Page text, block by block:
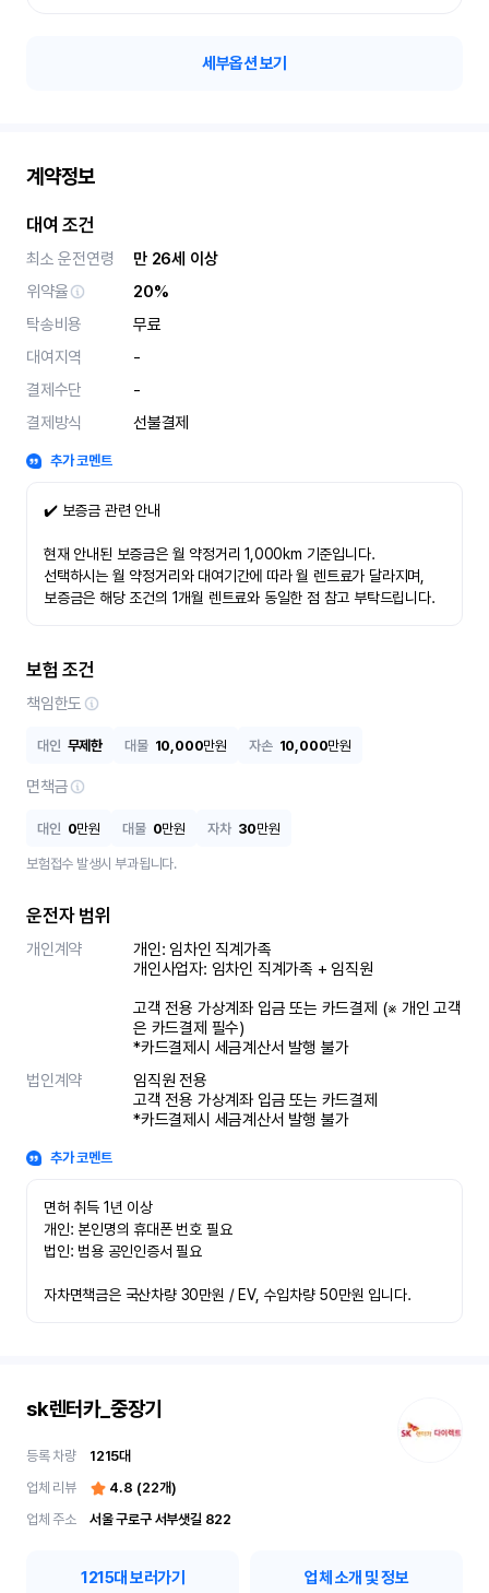
세부옵션 보기
계약정보
대여 조건
최소 운전연령
만 26세 이상
위약율
20%
탁송비용
무료
대여지역
-
결제수단
-
결제방식
선불결제
추가 코멘트
✔️ 보증금 관련 안내
현재 안내된 보증금은 월 약정거리 1,000km 기준입니다.
선택하시는 월 약정거리와 대여기간에 따라 월 렌트료가 달라지며,
보증금은 해당 조건의 1개월 렌트료와 동일한 점 참고 부탁드립니다.
보험 조건
책임한도
대인 무제한 대물 10,000만원 자손 10,000만원
면책금
대인 0만원 대물 0만원 자차 30만원
보험접수 발생시 부과됩니다.
운전자 범위
개인계약
개인: 임차인 직계가족
개인사업자: 임차인 직계가족 + 임직원
고객 전용 가상계좌 입금 또는 카드결제 (※ 개인 고객
은 카드결제 필수)
*카드결제시 세금계산서 발행 불가
법인계약
임직원 전용
고객 전용 가상계좌 입금 또는 카드결제
*카드결제시 세금계산서 발행 불가
추가 코멘트
면허 취득 1년 이상
개인: 본인명의 휴대폰 번호 필요
법인: 범용 공인인증서 필요
자차면책금은 국산차량 30만원 / EV, 수입차량 50만원 입니다.
sk렌터카_중장기
등록 차량 1215대
업체 리뷰
4.8 (22개)
업체 주소
서울 구로구 서부샛길 822
1215대 보러가기 업체 소개 및 정보